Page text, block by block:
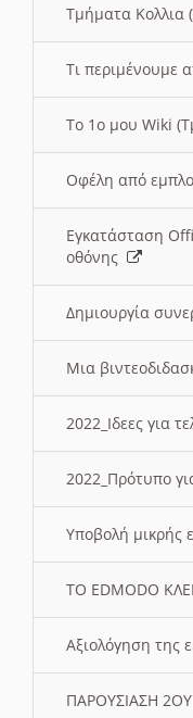
Τμήματα
Τι περιμένουμε
Το 1ο μου Wiki
Οφέλη από
Εγκατάσταση
οθόνης
Δημιουργία
Μια
2022_Ιδεες για
2022_Πρότυπο
Υποβολή μικρής
ΤΟ EDMODO
Αξιολόγηση της
ΠΑΡΟΥΣΙΑΣΗ